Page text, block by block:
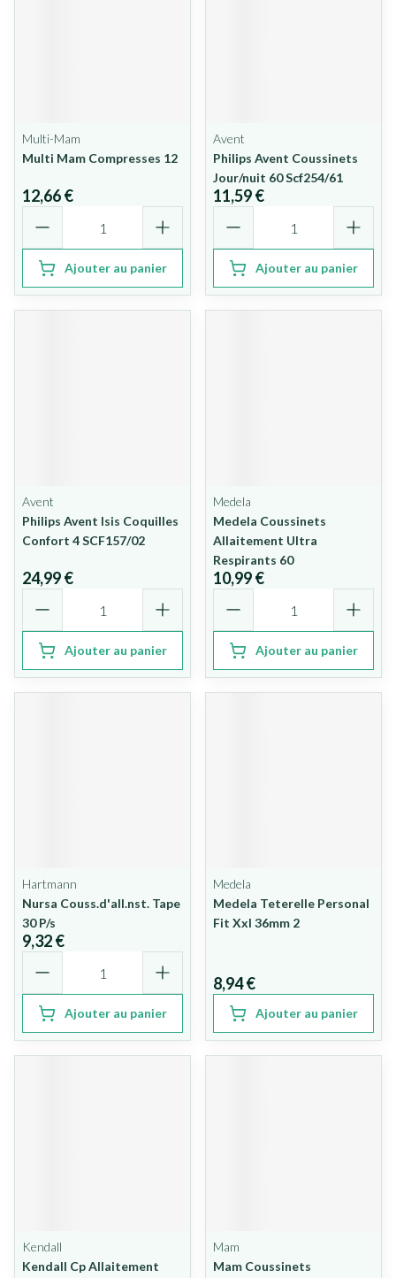
Multi-Mam
Multi Mam Compresses 12
12,66 €
Ajouter au panier
Avent
Philips Avent Coussinets
Jour/nuit 60 Scf254/61
11,59 €
Ajouter au panier
Avent
Philips Avent Isis Coquilles
Confort 4 SCF157/02
24,99 €
Ajouter au panier
Medela
Medela Coussinets
Allaitement Ultra
Respirants 60
10,99 €
Ajouter au panier
Hartmann
Nursa Couss.d'all.nst. Tape
30 P/s
9,32 €
Ajouter au panier
Medela
Medela Teterelle Personal
Fit Xxl 36mm 2
8,94 €
Ajouter au panier
Kendall
Kendall Cp Allaitement
Mam
Mam Coussinets